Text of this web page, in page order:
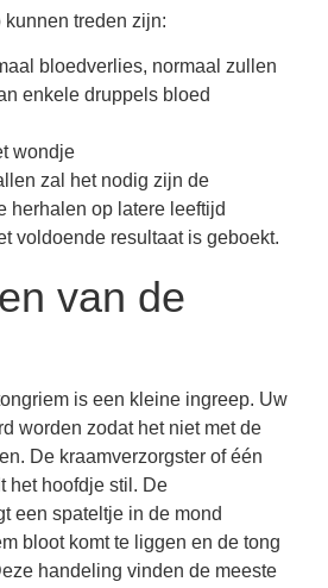
treden zijn:
bloedverlies, normaal zullen
enkele druppels bloed
wondje
zal het nodig zijn de
herhalen op latere leeftijd
voldoende resultaat is geboekt.
van de
is een kleine ingreep. Uw
worden zodat het niet met de
De kraamverzorgster of één
het hoofdje stil. De
een spateltje in de mond
bloot komt te liggen en de tong
handeling vinden de meeste